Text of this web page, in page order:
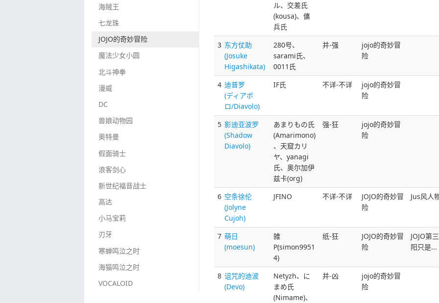
海贼王
七龙珠
JOJO的奇妙冒险
魔法少女小圆
北斗神拳
漫威
DC
兽娘动物园
奥特曼
假面骑士
浪客剑心
新世纪福音战士
高达
小马宝莉
刃牙
寒蝉鸣泣之时
海猫鸣泣之时
VOCALOID
ル、交差氏
(kousa)、傭
兵氏
3 东方仗助
(Josuke
Higashikata)
280号、
sarami氏、
0011氏
并-强
jojo的奇妙冒
险
4 迪普罗
(ディアボ
ロ/Diavolo)
IF氏 不详-不详
jojo的奇妙冒
险
5 影迪亚波罗
(Shadow
Diavolo)
あまりもの氏
(Amarimono)
、天窟カリ
ヤ、yanagi
氏、奥尔加伊
兹卡(org)
强-狂
jojo的奇妙冒
险
6 空条徐伦
(Jolyne
Cujoh)
JFINO 不详-不详
JOJO的奇妙冒
险
Jus风人
7 萌日
(moesun)
雑
P(simon9951
4)
纸-狂
JOJO的奇妙冒
险
JOJO第
阳只是...
8 诅咒的迪波
(Devo)
Netyzh、に
まめ氏
(Nimame)、
并-凶
jojo的奇妙冒
险